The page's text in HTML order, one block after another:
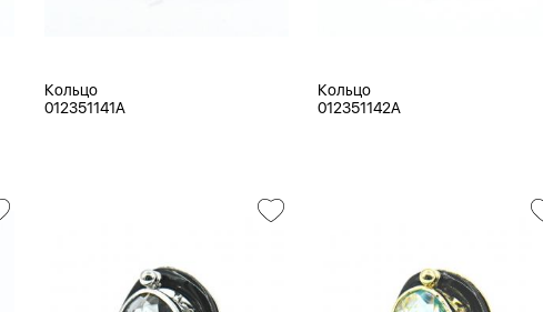
Кольцо
012351141A
Кольцо
012351142A